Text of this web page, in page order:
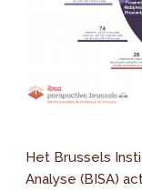
Het Brussels
Analyse (BISA)